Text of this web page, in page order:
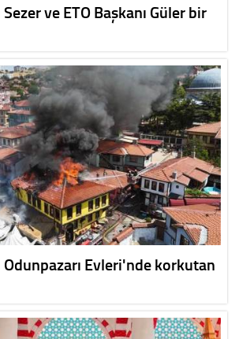
ve ETO Başkanı Güler bir
Evleri'nde korkutan